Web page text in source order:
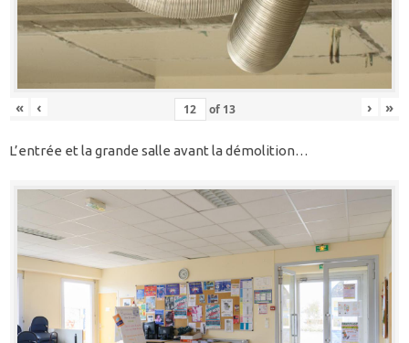
« ‹ of 13 › »
L’entrée et la grande salle avant la démolition…